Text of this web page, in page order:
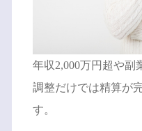
年収2,000万円超や副
調整だけでは精算が
す。